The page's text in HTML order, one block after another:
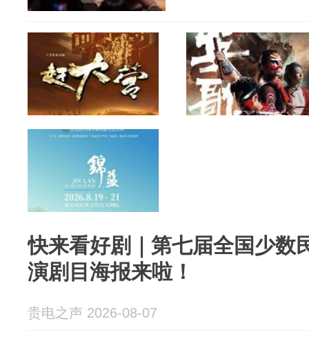
快来看好剧｜第七届全国少数
演剧目海报来啦！
贵电之声 2026-08-07